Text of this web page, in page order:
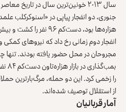
جنوری، دو انفجار پیاپی در «اسنوکرکلب
انفجار دوم زمانی رخ داد که نیروهای
را زخمی کرد. این دو حمله، مرگ‌بارترین
از استقلال توصیف شده‌اند.
آمار قربانیان